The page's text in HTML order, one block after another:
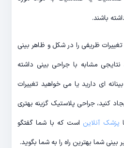
باشند.
تغییرات ظریفی را در شکل و ظاهر بینی
نتایجی مشابه با جراحی بینی داشته
بینانه ای دارید یا می خواهید تغییرات
کنید، جراحی پلاستیک گزینه بهتری
پزشک آنلاین است که با شما گفتگو
شما بهترین راه را به شما بگوید.